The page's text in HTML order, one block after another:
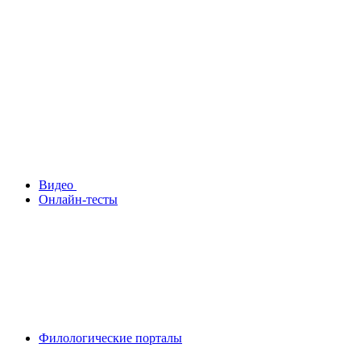
Видео
Онлайн-тесты
Филологические порталы